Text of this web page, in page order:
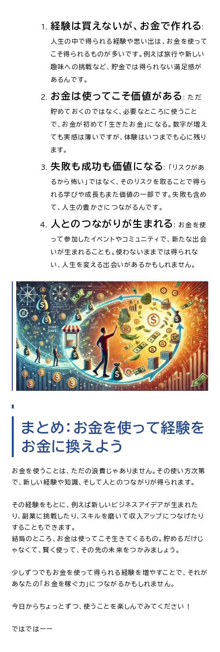
経験は買えないが、お金で作れる:
人生の中で得られる経験や思い出は、お金を使って
こそ得られるものが多いです。例えば旅行や新しい
趣味への挑戦など、貯金では得られない満足感が
あるんです。
お金は使ってこそ価値がある : ただ
貯めておくのではなく、必要なところに使うこと
で、お金が初めて「生きたお金」になる。数字が増え
ても実感は薄いですが、体験はいつまでも心に残り
ます。
失敗も成功も価値になる: 「リスクがあ
るから怖い」ではなく、そのリスクを取ることで得ら
れる学びや成長もまた価値の一部です。失敗も含め
て、人生の豊かさにつながるんです。
人とのつながりが生まれる : お金を使
って参加したイベントやコミュニティで、新たな出会
いが生まれることも。使わないままでは得られな
い、人生を変える出会いがあるかもしれません。
まとめ：お金を使って経験を
お金に換えよう
お金を使うことは、ただの浪費じゃありません。その使い方次第
で、新しい経験や知識、そして人とのつながりが得られます。
その経験をもとに、例えば新しいビジネスアイデアが生まれた
り、副業に挑戦したり、スキルを磨いて収入アップにつなげたり
することもできます。
結局のところ、お金は使ってこそ生きてくるもの。貯めるだけじ
ゃなくて、賢く使って、その先の未来をつかみましょう。
少しずつでもお金を使って得られる経験を増やすことで、それが
あなたの「お金を稼ぐ力」につながるかもしれません。
今日からちょっとずつ、使うことを楽しんでみてください！
ではではーー